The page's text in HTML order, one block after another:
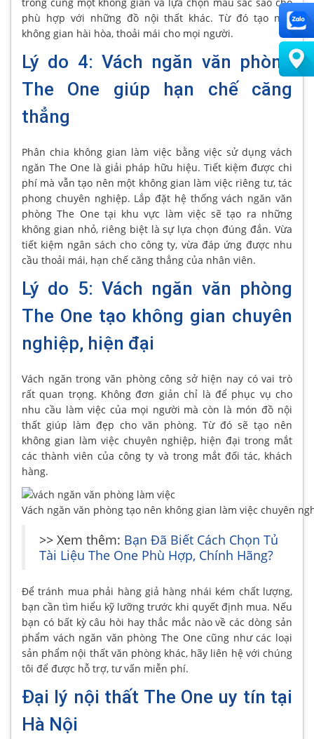
phù hợp với những đồ nội thất khác. Từ đó tạo nên
không gian hài hòa, thoải mái cho mọi người.
Lý do 4: Vách ngăn văn phòng
The One giúp hạn chế căng
thẳng
Phân chia không gian làm việc bằng việc sử dụng vách
ngăn The One là giải pháp hữu hiệu. Tiết kiệm được chi
phí mà vẫn tạo nên một không gian làm việc riêng tư, tác
phong chuyên nghiệp. Lắp đặt hệ thống vách ngăn văn
phòng The One tại khu vực làm việc sẽ tạo ra những
không gian nhỏ, riêng biệt là sự lựa chọn đúng đắn. Vừa
tiết kiệm ngân sách cho công ty, vừa đáp ứng được nhu
cầu thoải mái, hạn chế căng thẳng của nhân viên.
Lý do 5: Vách ngăn văn phòng
The One tạo không gian chuyên
nghiệp, hiện đại
Vách ngăn trong văn phòng công sở hiện nay có vai trò
rất quan trọng. Không đơn giản chỉ là để phục vụ cho
nhu cầu làm việc của mọi người mà còn là món đồ nội
thất giúp làm đẹp cho văn phòng. Từ đó sẽ tạo nên
không gian làm việc chuyên nghiệp, hiện đại trong mắt
các thành viên của công ty và trong mắt đối tác, khách
hàng.
Vách ngăn văn phòng tạo nên không gian làm việc chuyên
>> Xem thêm: Bạn Đã Biết Cách Chọn Tủ
Tài Liệu The One Phù Hợp, Chính Hãng?
Để tránh mua phải hàng giả hàng nhái kém chất lượng,
bạn cần tìm hiểu kỹ lưỡng trước khi quyết định mua. Nếu
bạn có bất kỳ câu hòi hay thắc mắc nào về các dòng sản
phẩm vách ngăn văn phòng The One cũng như các loại
sản phẩm nội thất văn phòng khác, hãy liên hệ với chúng
tôi để được hỗ trợ, tư vấn miễn phí.
Đại lý nội thất The One uy tín tại
Hà Nội